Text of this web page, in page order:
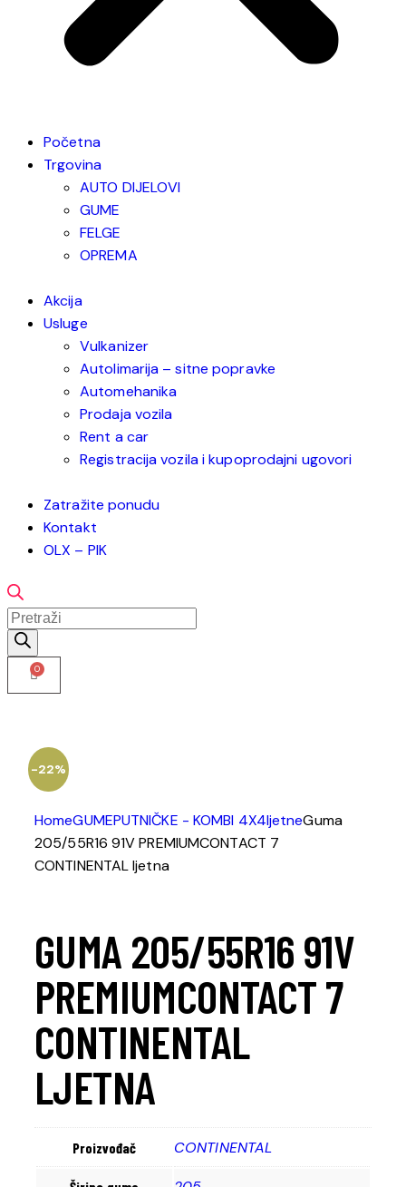
Početna
Trgovina
AUTO DIJELOVI
GUME
FELGE
OPREMA
Akcija
Usluge
Vulkanizer
Autolimarija – sitne popravke
Automehanika
Prodaja vozila
Rent a car
Registracija vozila i kupoprodajni ugovori
Zatražite ponudu
Kontakt
OLX – PIK
-22%
HomeGUMEPUTNIČKE - KOMBI 4X4ljetneGuma
205/55R16 91V PREMIUMCONTACT 7
CONTINENTAL ljetna
GUMA 205/55R16 91V
PREMIUMCONTACT 7
CONTINENTAL
LJETNA
Proizvođač CONTINENTAL